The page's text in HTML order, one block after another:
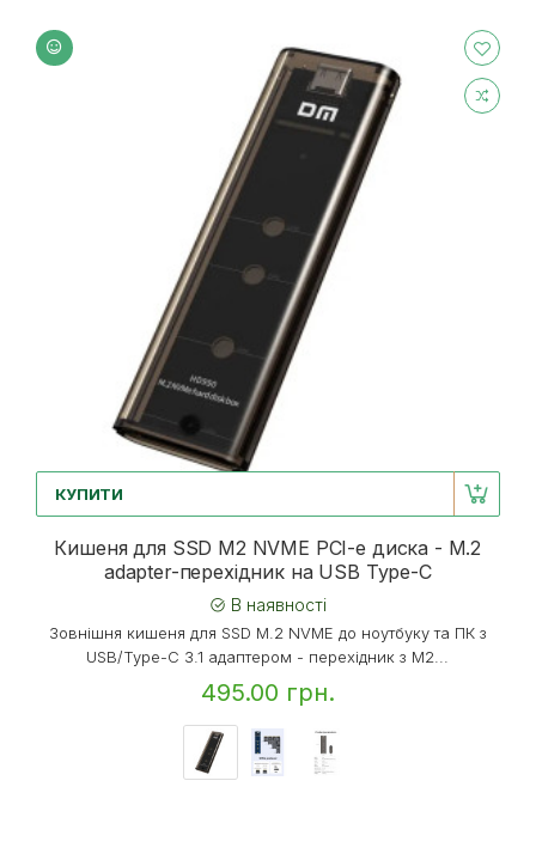
КУПИТИ
Кишеня для SSD M2 NVME PCI-e диска - M.2
adapter-перехідник на USB Type-C
В наявності
Зовнішня кишеня для SSD M.2 NVME до ноутбуку та ПК з
USB/Type-C 3.1 адаптером - перехідник з M2...
495.00 грн.